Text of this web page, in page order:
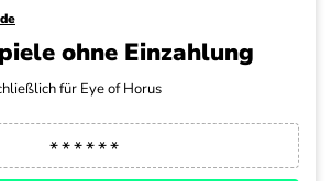
ohne Einzahlung
für Eye of Horus